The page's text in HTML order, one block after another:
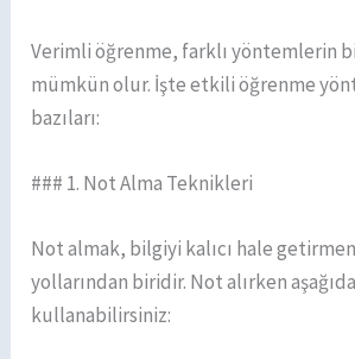
Verimli öğrenme, farklı yöntemlerin
mümkün olur. İşte etkili öğrenme
bazıları:
### 1. Not Alma Teknikleri
Not almak, bilgiyi kalıcı hale
yollarından biridir. Not alırken
kullanabilirsiniz: